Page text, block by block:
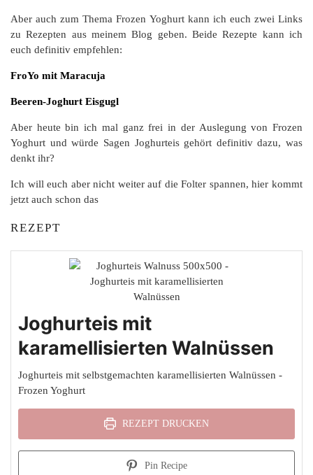
Aber auch zum Thema Frozen Yoghurt kann ich euch zwei Links
zu Rezepten aus meinem Blog geben. Beide Rezepte kann ich
euch definitiv empfehlen:
FroYo mit Maracuja
Beeren-Joghurt Eisgugl
Aber heute bin ich mal ganz frei in der Auslegung von Frozen
Yoghurt und würde Sagen Joghurteis gehört definitiv dazu, was
denkt ihr?
Ich will euch aber nicht weiter auf die Folter spannen, hier kommt
jetzt auch schon das
REZEPT
Joghurteis mit
karamellisierten Walnüssen
Joghurteis mit selbstgemachten karamellisierten Walnüssen -
Frozen Yoghurt
REZEPT DRUCKEN
Pin Recipe